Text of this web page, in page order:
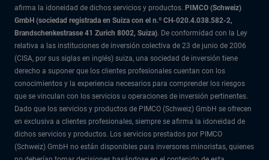
afirma la idoneidad de dichos servicios y productos. PIMCO (Schweiz)
GmbH (sociedad registrada en Suiza con el n.º CH-020.4.038.582-2,
Brandschenkestrasse 41 Zurich 8002, Suiza). De conformidad con la Ley
relativa a las instituciones de inversión colectiva de 23 de junio de 2006
(CISA, por sus siglas en inglés) suiza, una sociedad de inversión tiene
derecho a suponer que los clientes profesionales cuentan con los
conocimientos y la experiencia necesarios para comprender los riesgos
que se vinculan con los servicios u operaciones de inversión pertinentes.
Dado que los servicios y productos de PIMCO (Schweiz) GmbH se ofrecen
en exclusiva a clientes profesionales, siempre se afirma la idoneidad de
dichos servicios y productos. Los servicios prestados por PIMCO
(Schweiz) GmbH no están disponibles para inversores minoristas, quienes